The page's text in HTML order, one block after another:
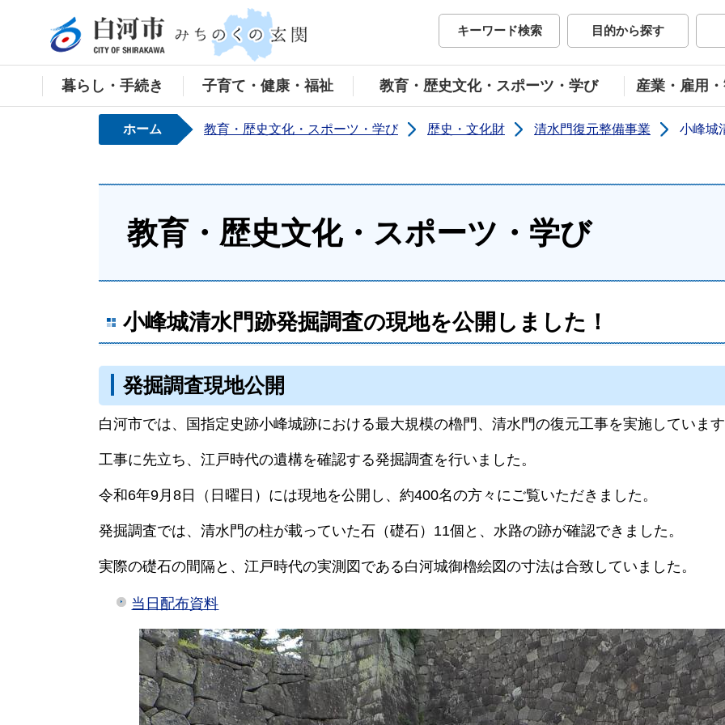
白河市公式ホームページ
キーワード検索
目的から探す
暮らし・手続き 子育て・健康・福祉 教育・歴史文化・スポーツ・学び 産業・雇用
ホーム 教育・歴史文化・スポーツ・学び 歴史・文化財 清水門復元整備事業 小峰城
教育・歴史文化・スポーツ・学び
小峰城清水門跡発掘調査の現地を公開しました！
発掘調査現地公開
白河市では、国指定史跡小峰城跡における最大規模の櫓門、清水門の復元工事を実施していま
工事に先立ち、江戸時代の遺構を確認する発掘調査を行いました。
令和6年9月8日（日曜日）には現地を公開し、約400名の方々にご覧いただきました。
発掘調査では、清水門の柱が載っていた石（礎石）11個と、水路の跡が確認できました。
実際の礎石の間隔と、江戸時代の実測図である白河城御櫓絵図の寸法は合致していました。
当日配布資料